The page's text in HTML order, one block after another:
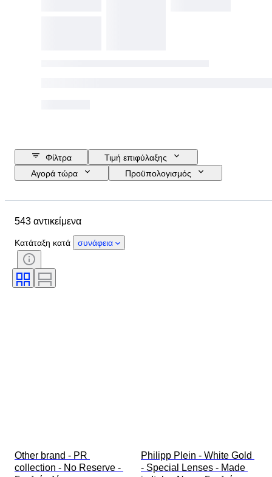
Φίλτρα
Τιμή επιφύλαξης
Αγορά τώρα
Προϋπολογισμός
Αντικείμενο
Κατάσταση
Χρώμα
Μέγεθος ρούχου
Εποχή
Περιλαμβάνονται αξεσουάρ
543 αντικείμενα
Κατάταξη κατά συνάφεια
Other brand - PR
collection - No Reserve -
Philipp Plein - White Gold
- Special Lenses - Made